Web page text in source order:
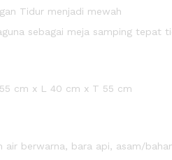
Tidur menjadi mewah
sebagai meja samping tepat
cm x L 40 cm x T 55 cm
air berwarna, bara api, asam/